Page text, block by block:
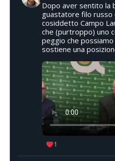
Dopo aver sentito la
guastatore filo russo
cosiddetto Campo
che (purtroppo) uno
peggio che
sostiene una
1